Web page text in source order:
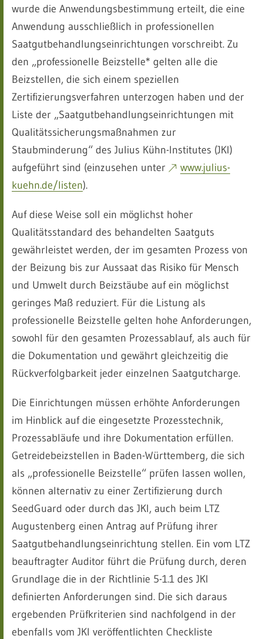
wurde die Anwendungsbestimmung erteilt, die eine
Anwendung ausschließlich in professionellen
Saatgutbehandlungseinrichtungen vorschreibt. Zu
den „professionelle Beizstelle* gelten alle die
Beizstellen, die sich einem speziellen
Zertifizierungsverfahren unterzogen haben und der
Liste der „Saatgutbehandlungseinrichtungen mit
Qualitätssicherungsmaßnahmen zur
Staubminderung“ des Julius Kühn-Institutes (JKI)
aufgeführt sind (einzusehen unter
www.julius-
kuehn.de/listen).
Auf diese Weise soll ein möglichst hoher
Qualitätsstandard des behandelten Saatguts
gewährleistet werden, der im gesamten Prozess von
der Beizung bis zur Aussaat das Risiko für Mensch
und Umwelt durch Beizstäube auf ein möglichst
geringes Maß reduziert. Für die Listung als
professionelle Beizstelle gelten hohe Anforderungen,
sowohl für den gesamten Prozessablauf, als auch für
die Dokumentation und gewährt gleichzeitig die
Rückverfolgbarkeit jeder einzelnen Saatgutcharge.
Die Einrichtungen müssen erhöhte Anforderungen
im Hinblick auf die eingesetzte Prozesstechnik,
Prozessabläufe und ihre Dokumentation erfüllen.
Getreidebeizstellen in Baden-Württemberg, die sich
als „professionelle Beizstelle“ prüfen lassen wollen,
können alternativ zu einer Zertifizierung durch
SeedGuard oder durch das JKI, auch beim LTZ
Augustenberg einen Antrag auf Prüfung ihrer
Saatgutbehandlungseinrichtung stellen. Ein vom LTZ
beauftragter Auditor führt die Prüfung durch, deren
Grundlage die in der Richtlinie 5-1.1 des JKI
definierten Anforderungen sind. Die sich daraus
ergebenden Prüfkriterien sind nachfolgend in der
ebenfalls vom JKI veröffentlichten Checkliste